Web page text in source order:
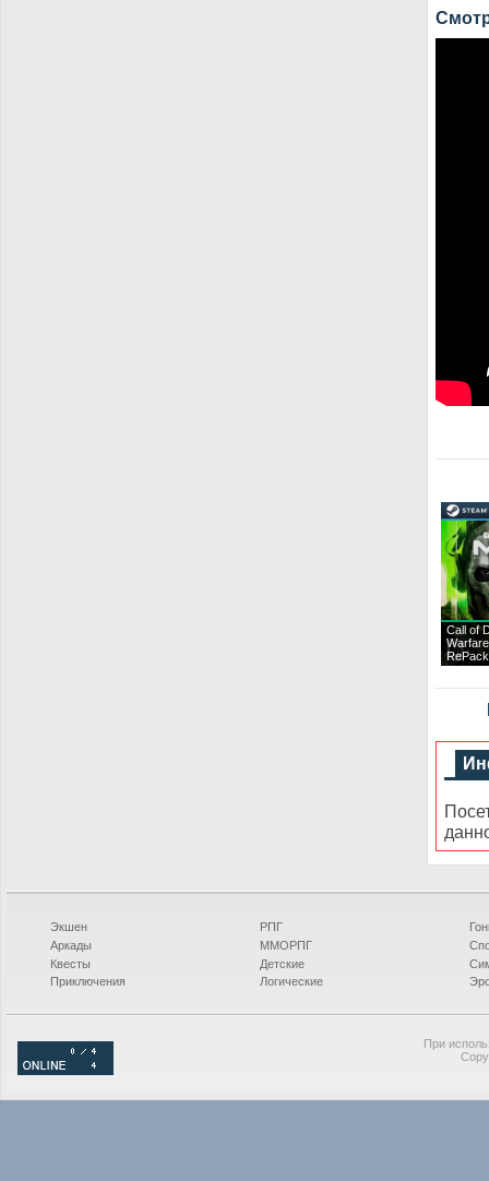
Call of
RePack
Экшен
Аркады
Квесты
Приключения
РПГ
ММОРПГ
Детские
Логические
При